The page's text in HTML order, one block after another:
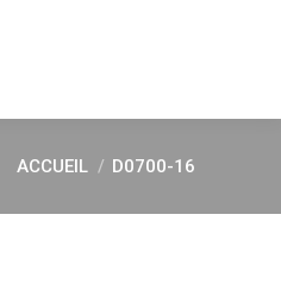
Vous êtes ici :
ACCUEIL D0700-16